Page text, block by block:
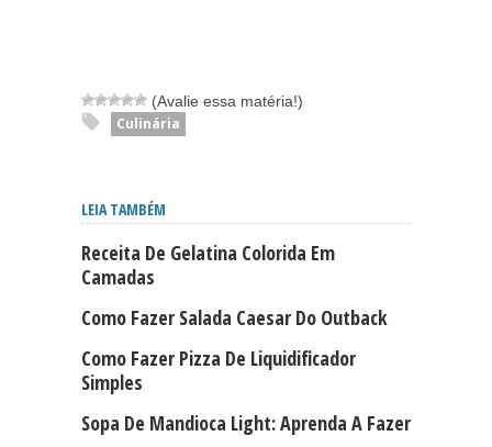
(Avalie essa matéria!)
Culinária
LEIA TAMBÉM
Receita De Gelatina Colorida Em
Camadas
Como Fazer Salada Caesar Do Outback
Como Fazer Pizza De Liquidificador
Simples
Sopa De Mandioca Light: Aprenda A Fazer